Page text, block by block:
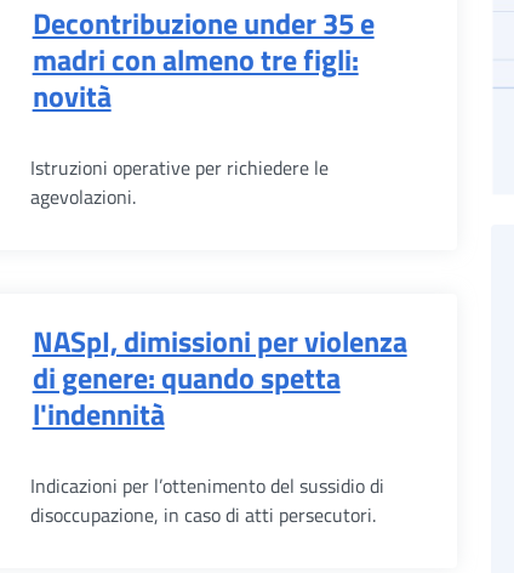
Decontribuzione under 35 e
madri con almeno tre figli:
novità
Istruzioni operative per richiedere le
agevolazioni.
NASpI, dimissioni per violenza
di genere: quando spetta
l'indennità
Indicazioni per l’ottenimento del sussidio di
disoccupazione, in caso di atti persecutori.